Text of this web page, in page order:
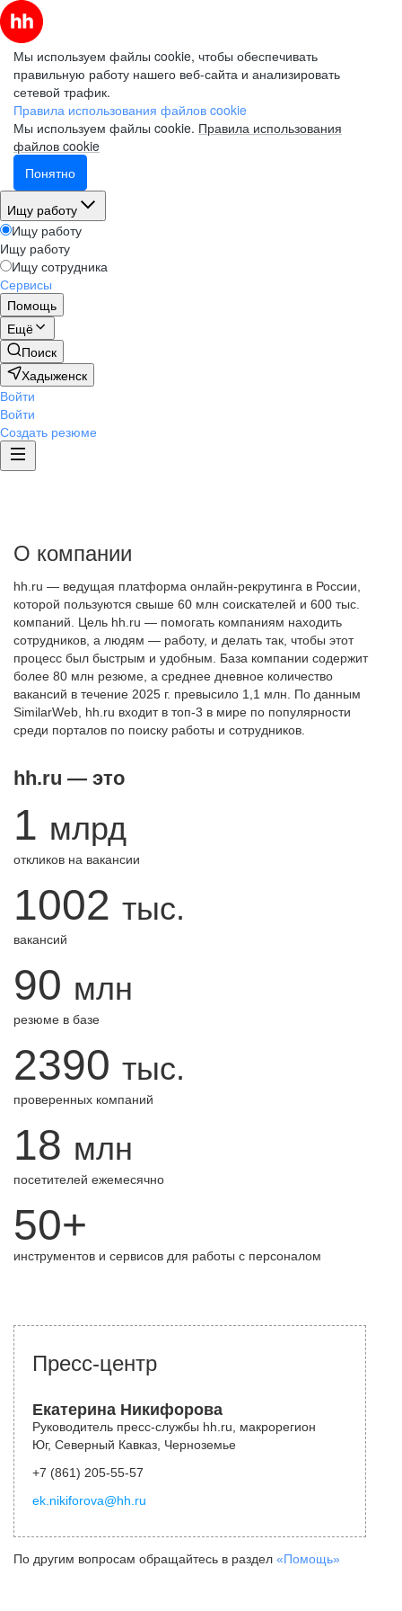
Мы используем файлы cookie, чтобы обеспечивать
правильную работу нашего веб-сайта и анализировать
сетевой трафик.
Правила использования файлов cookie
Мы используем файлы cookie. Правила использования
файлов cookie
Понятно
Ищу работу
Ищу работу
Ищу работу
Ищу сотрудника
Сервисы
Помощь
Ещё
Поиск
Хадыженск
Войти
Войти
Создать резюме
О компании
hh.ru — ведущая платформа онлайн-рекрутинга в России,
которой пользуются свыше 60 млн соискателей и 600 тыс.
компаний. Цель hh.ru — помогать компаниям находить
сотрудников, а людям — работу, и делать так, чтобы этот
процесс был быстрым и удобным. База компании содержит
более 80 млн резюме, а среднее дневное количество
вакансий в течение 2025 г. превысило 1,1 млн. По данным
SimilarWeb, hh.ru входит в топ-3 в мире по популярности
среди порталов по поиску работы и сотрудников.
hh.ru — это
1 млрд
откликов на вакансии
1002 тыс.
вакансий
90 млн
резюме в базе
2390 тыс.
проверенных компаний
18 млн
посетителей ежемесячно
50+
инструментов и сервисов для работы с персоналом
Пресс-центр
Екатерина Никифорова
Руководитель пресс-службы hh.ru, макрорегион
Юг, Северный Кавказ, Черноземье
+7 (861) 205-55-57
ek.nikiforova@hh.ru
По другим вопросам обращайтесь в раздел «Помощь»